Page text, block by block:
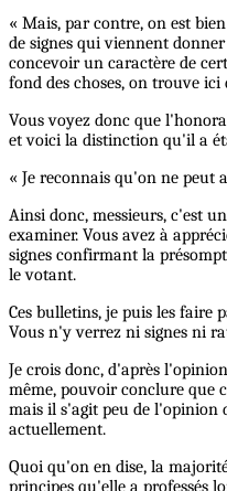
« Mais, par contre, on est
de signes qui viennent
concevoir un caractère de
fond des choses, on trouve ici
Vous voyez donc que
et voici la distinction qu'il a
« Je reconnais qu'on ne peut
Ainsi donc, messieurs, c'est
examiner. Vous avez à
signes confirmant la
le votant.
Ces bulletins, je puis les faire
Vous n'y verrez ni signes ni
Je crois donc, d'après
même, pouvoir conclure que
mais il s'agit peu de l'opinion
actuellement.
Quoi qu'on en dise, la
principes qu'elle a professés